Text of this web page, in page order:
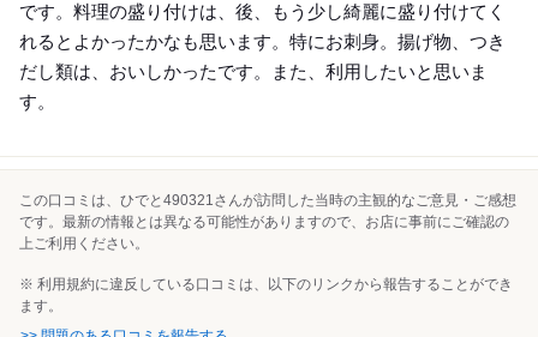
です。料理の盛り付けは、後、もう少し綺麗に盛り付けてく
れるとよかったかなも思います。特にお刺身。揚げ物、つき
だし類は、おいしかったです。また、利用したいと思いま
す。
この口コミは、ひでと490321さんが訪問した当時の主観的なご意見・ご感想
です。最新の情報とは異なる可能性がありますので、お店に事前にご確認の
上ご利用ください。
※ 利用規約に違反している口コミは、以下のリンクから報告することができ
ます。